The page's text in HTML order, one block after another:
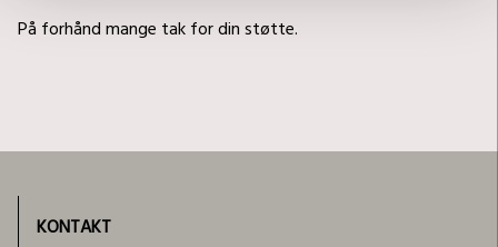
På forhånd mange tak for din støtte.
KONTAKT